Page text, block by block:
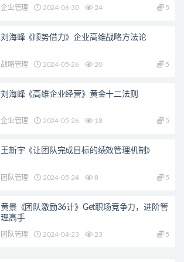
企业管理 2024-06-30 24 5
刘海峰《顺势借力》企业高维战略方法论
战略管理 2024-05-26 20 5
刘海峰《高维企业经营》黄金十二法则
企业管理 2024-05-26 18 5
王新宇《让团队完成目标的绩效管理机制》
团队管理 2024-05-24 8 5
黄景《团队激励36计》Get职场竞争力，进阶管
理高手
团队管理 2024-04-23 23 5